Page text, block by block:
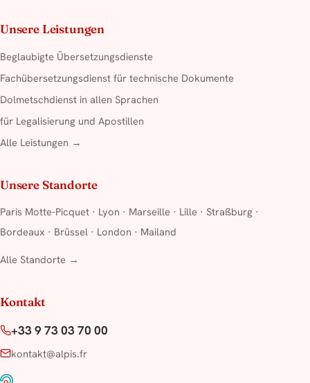
Unsere Leistungen
Beglaubigte Übersetzungsdienste
Fachübersetzungsdienst für technische Dokumente
Dolmetschdienst in allen Sprachen
für Legalisierung und Apostillen
Alle Leistungen →
Unsere Standorte
Paris Motte-Picquet · Lyon · Marseille · Lille · Straßburg ·
Bordeaux · Brüssel · London · Mailand
Alle Standorte →
Kontakt
+33 9 73 03 70 00
kontakt@alpis.fr